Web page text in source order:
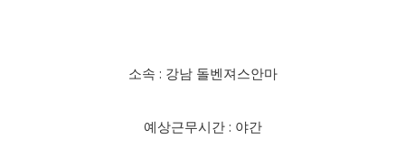
소속 : 강남 돌벤져스안마
예상근무시간 : 야간